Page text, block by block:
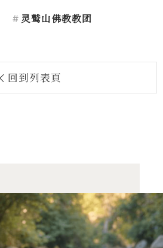
灵鹫山佛教教团
回到列表頁